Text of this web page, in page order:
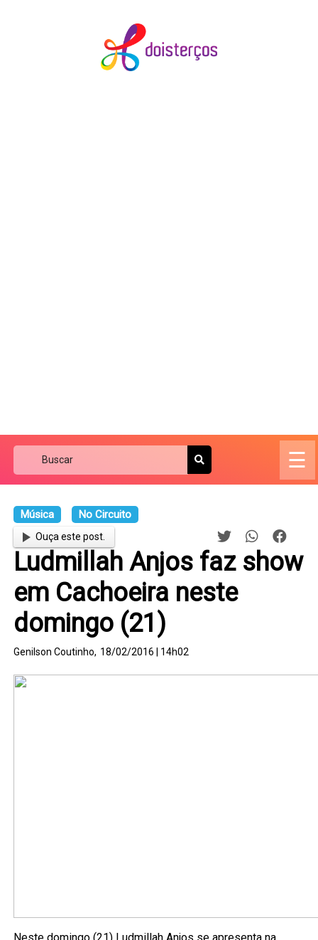
☰
Música No Circuito
Ouça este post.
Ludmillah Anjos faz show
em Cachoeira neste
domingo (21)
Genilson Coutinho, 18/02/2016 | 14h02